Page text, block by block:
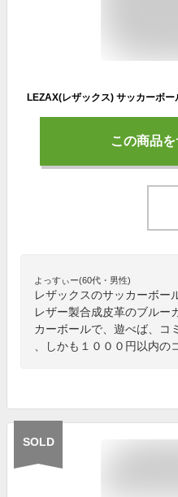
LEZAX(レザックス) サッカーボ
この商品
よっすぃー(60代・男性)
レザックスのサッカーボー
レザー製合成皮革のブルー
カーボールで、遊べば、コ
、しかも１０００円以内の
SOLD